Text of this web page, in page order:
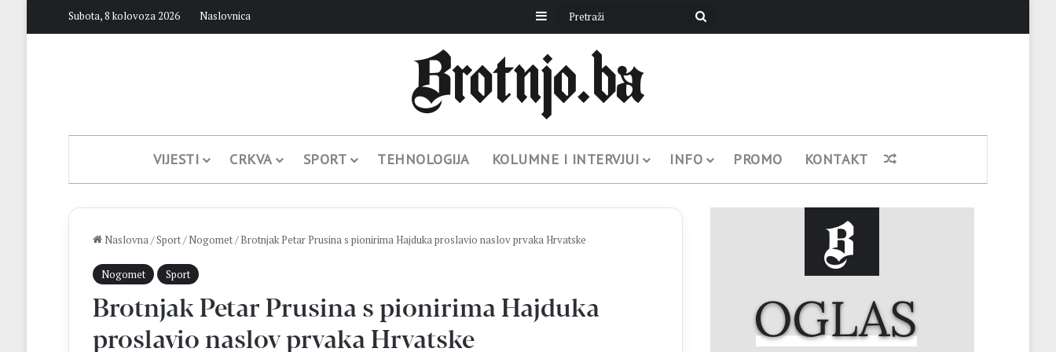
Subota, 8 kolovoza 2026 Naslovnica Sidebar Pretraži
VIJESTI CRKVA SPORT TEHNOLOGIJA KOLUMNE I INTERVJUI INFO PROMO KONTAKT Nasumični članak
Naslovna/Sport/ Nogomet/ Brotnjak Petar Prusina s pionirima Hajduka proslavio naslov prvaka Hrvatske
Nogomet Sport
Brotnjak Petar Prusina s pionirima Hajduka
proslavio naslov prvaka Hrvatske